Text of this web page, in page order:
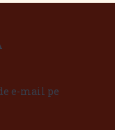
e-mail pe